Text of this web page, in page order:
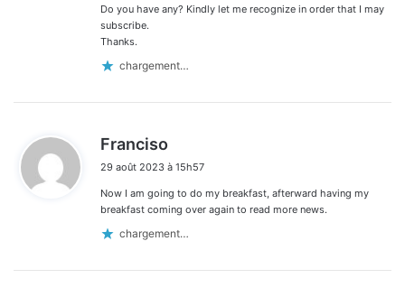
Do you have any? Kindly let me recognize in order that I may
subscribe.
Thanks.
chargement…
Franciso
t
:
29 août 2023 à 15h57
Now I am going to do my breakfast, afterward having my
breakfast coming over again to read more news.
chargement…